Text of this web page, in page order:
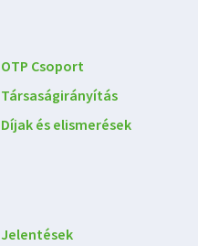
OTP Csoport
Társaságirányítás
Díjak és elismerések
Jelentések